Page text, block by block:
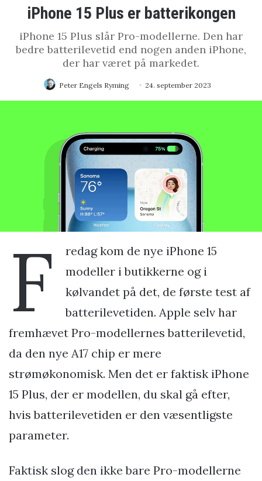
iPhone 15 Plus er batterikongen
iPhone 15 Plus slår Pro-modellerne. Den har
bedre batterilevetid end nogen anden iPhone,
der har været på markedet.
Peter Engels Ryming 24. september 2023
F
redag kom de nye iPhone 15
modeller i butikkerne og i
kølvandet på det, de første test af
batterilevetiden. Apple selv har
fremhævet Pro-modellernes batterilevetid,
da den nye A17 chip er mere
strømøkonomisk. Men det er faktisk iPhone
15 Plus, der er modellen, du skal gå efter,
hvis batterilevetiden er den væsentligste
parameter.
Faktisk slog den ikke bare Pro-modellerne